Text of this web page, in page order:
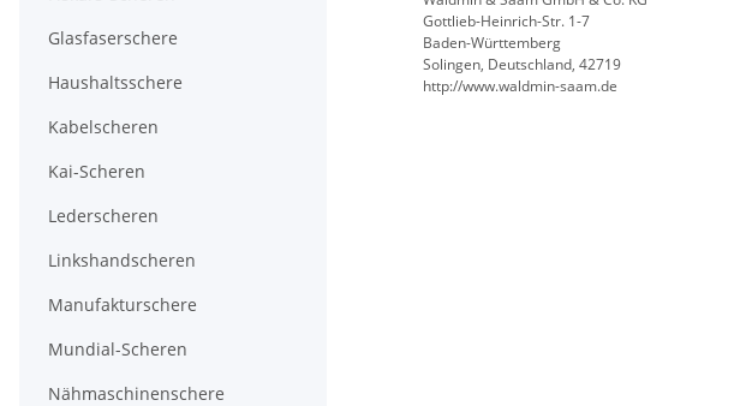
Gottlieb-Heinrich-Str. 1-7
Baden-Württemberg
Solingen, Deutschland, 42719
http://www.waldmin-saam.de
Glasfaserschere
Haushaltsschere
Kabelscheren
Kai-Scheren
Lederscheren
Linkshandscheren
Manufakturschere
Mundial-Scheren
Nähmaschinenschere